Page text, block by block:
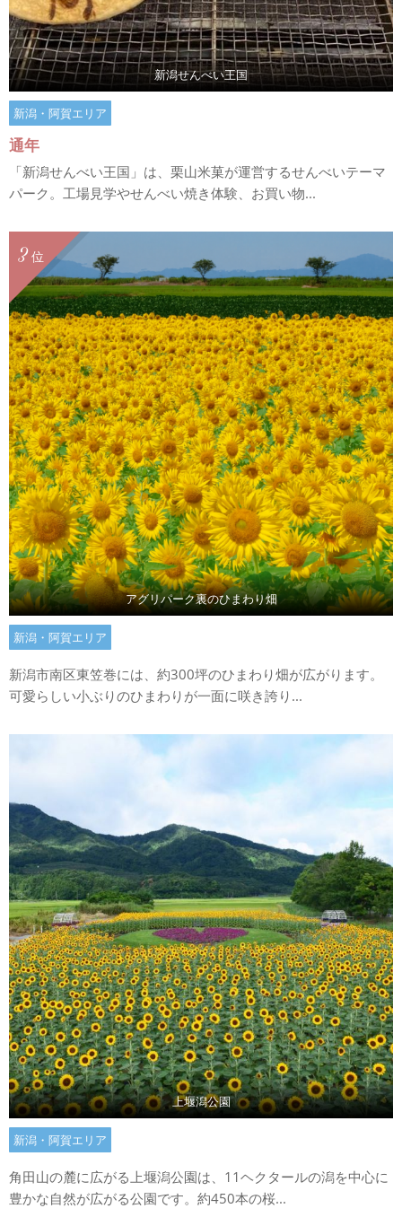
新潟せんべい王国
新潟・阿賀エリア
通年
「新潟せんべい王国」は、栗山米菓が運営するせんべいテーマ
パーク。工場見学やせんべい焼き体験、お買い物...
位
3
アグリパーク裏のひまわり畑
新潟・阿賀エリア
新潟市南区東笠巻には、約300坪のひまわり畑が広がります。
可愛らしい小ぶりのひまわりが一面に咲き誇り...
上堰潟公園
新潟・阿賀エリア
角田山の麓に広がる上堰潟公園は、11ヘクタールの潟を中心に
豊かな自然が広がる公園です。約450本の桜...